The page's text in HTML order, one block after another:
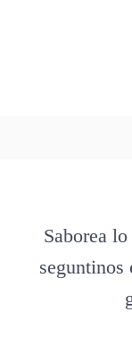
Saborea
seguntinos